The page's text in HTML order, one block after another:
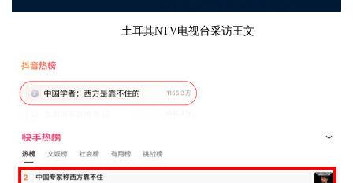
土耳其NTV电视台采访王文